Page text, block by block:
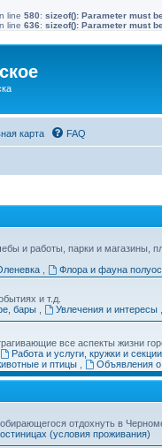
line 580: sizeof(): Parameter must
line 636: sizeof(): Parameter must
карта FAQ
и работы, парки и магазины,
Флора и фауна
и т.д.
бары Увлечения и интересы
все аспекты жизни
Работа и услуги, кружки и
и птицы Объявления
отдохнуть в
(условия проживания)